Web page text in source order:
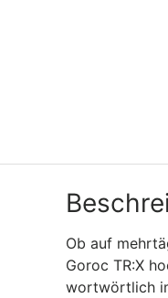
Ob auf
Goroc TR:X
wortwörtlich